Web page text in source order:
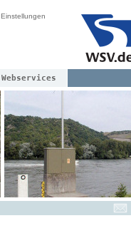
Einstellungen
Webservices